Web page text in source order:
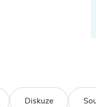
Diskuze